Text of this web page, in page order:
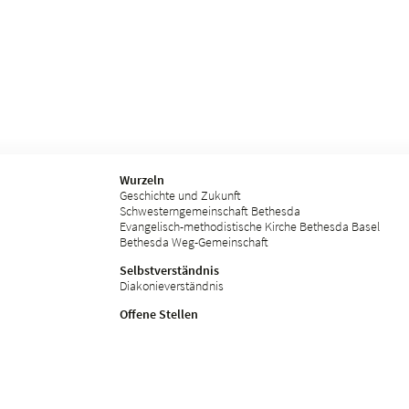
Wurzeln
Geschichte und Zukunft
Schwesterngemeinschaft Bethesda
Evangelisch-methodistische Kirche Bethesda Basel
Bethesda Weg-Gemeinschaft
Selbstverständnis
Diakonieverständnis
Offene Stellen